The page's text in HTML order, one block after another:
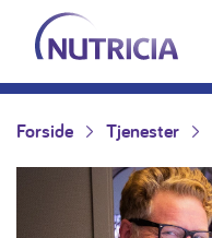
Hopp til innholdet
Nutricia.no
Forside Tjenester